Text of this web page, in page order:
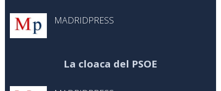
MADRIDPRESS
La cloaca del PSOE